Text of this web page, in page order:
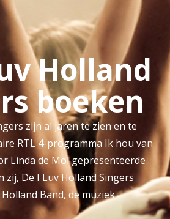
Holland
boeken
zijn al jaren te zien en te
RTL 4-programma Ik hou van
Linda de Mol gepresenteerde
zij, De I Luv Holland Singers
Band, de muziek.